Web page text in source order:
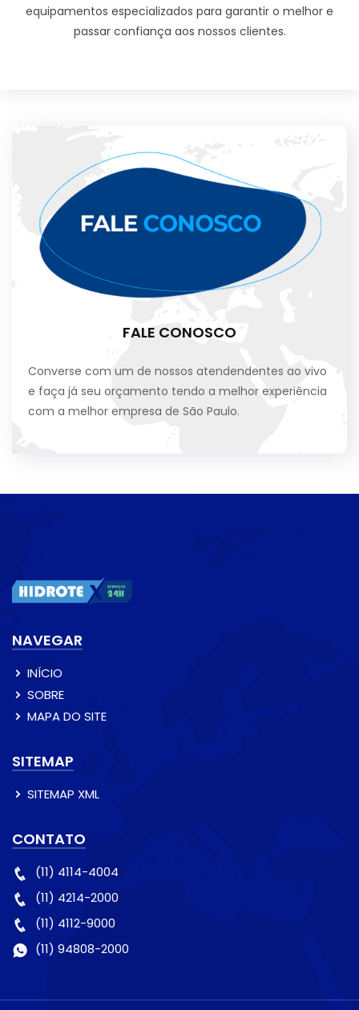
equipamentos especializados para garantir o melhor e
passar confiança aos nossos clientes.
FALE CONOSCO
Converse com um de nossos atendendentes ao vivo
e faça já seu orçamento tendo a melhor experiência
com a melhor empresa de São Paulo.
NAVEGAR
INÍCIO
SOBRE
MAPA DO SITE
SITEMAP
SITEMAP XML
CONTATO
(11) 4114-4004
(11) 4214-2000
(11) 4112-9000
(11) 94808-2000